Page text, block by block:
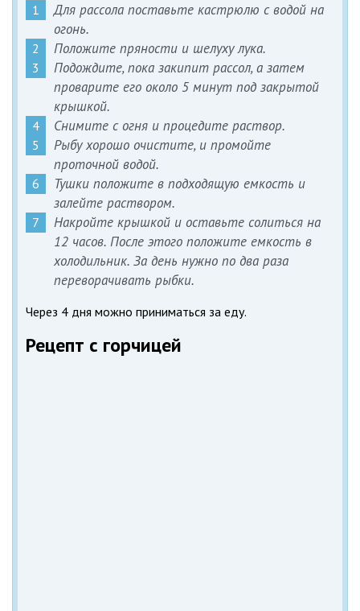
Для рассола поставьте кастрюлю с водой на
огонь.
Положите пряности и шелуху лука.
Подождите, пока закипит рассол, а затем
проварите его около 5 минут под закрытой
крышкой.
Снимите с огня и процедите раствор.
Рыбу хорошо очистите, и промойте
проточной водой.
Тушки положите в подходящую емкость и
залейте раствором.
Накройте крышкой и оставьте солиться на
12 часов. После этого положите емкость в
холодильник. За день нужно по два раза
переворачивать рыбки.
Через 4 дня можно приниматься за еду.
Рецепт с горчицей